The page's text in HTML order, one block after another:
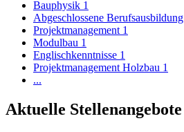
Bauphysik 1
Abgeschlossene Berufsausbildung
Projektmanagement 1
Modulbau 1
Englischkenntnisse 1
Projektmanagement Holzbau 1
...
Aktuelle Stellenangebote